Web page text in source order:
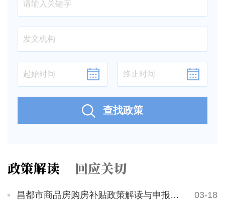
查找政策
政策解读 回应关切
昌都市商品房购房补贴政策解读与申报指南 03-18